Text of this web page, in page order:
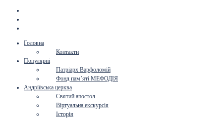
Головна
Контакти
Популярні
Патріарх Варфоломій
Фонд пам’яті МЕФОДІЯ
Андріївська церква
Святий апостол
Віртуальна екскурсія
Історія